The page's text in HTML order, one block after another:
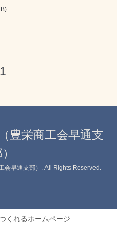
1
豊栄商工会早通支
会早通支部） . All Rights Reserved.
くれるホームページ